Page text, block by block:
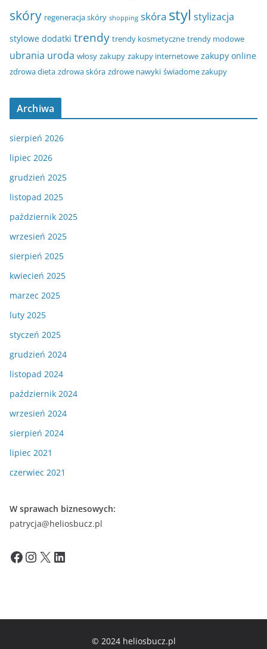
skóry regeneracja skóry shopping skóra styl stylizacja
stylowe dodatki trendy trendy kosmetyczne trendy modowe
ubrania uroda włosy zakupy zakupy internetowe zakupy online
zdrowa dieta zdrowa skóra zdrowe nawyki świadome zakupy
Archiwa
sierpień 2026
lipiec 2026
grudzień 2025
listopad 2025
październik 2025
wrzesień 2025
sierpień 2025
kwiecień 2025
marzec 2025
luty 2025
styczeń 2025
grudzień 2024
listopad 2024
październik 2024
wrzesień 2024
sierpień 2024
lipiec 2021
czerwiec 2021
W sprawach biznesowych:
patrycja@heliosbucz.pl
Facebook InstagramX LinkedIn
© 2024 heliosbucz.pl